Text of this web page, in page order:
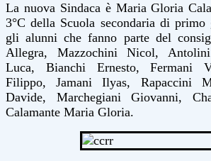
La nuova Sindaca è Maria Gloria
3°C della Scuola secondaria di
gli alunni che fanno parte del
Allegra, Mazzochini Nicol,
Luca, Bianchi Ernesto, Fermani
Filippo, Jamani Ilyas, Rapaccini
Davide, Marchegiani Giovanni,
Calamante Maria Gloria.